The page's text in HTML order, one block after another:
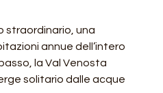
straordinario, una
annue dell’intero
la Val Venosta
solitario dalle acque